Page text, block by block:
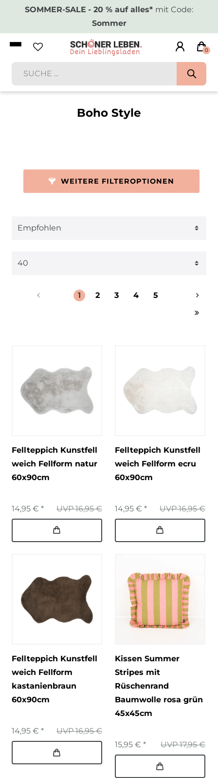
SOMMER-SALE - 20 % auf alles* mit Code:
Sommer
0
Boho Style
WEITERE FILTEROPTIONEN
1 2 3 4 5
Fellteppich Kunstfell
weich Fellform natur
60x90cm
UVP 16,95 €
14,95 € *
Fellteppich Kunstfell
weich Fellform ecru
60x90cm
UVP 16,95 €
14,95 € *
Fellteppich Kunstfell
weich Fellform
kastanienbraun
60x90cm
UVP 16,95 €
14,95 € *
Kissen Summer
Stripes mit
Rüschenrand
Baumwolle rosa grün
45x45cm
UVP 17,95 €
15,95 € *